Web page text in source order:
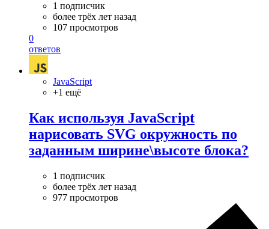
1 подписчик
более трёх лет назад
107 просмотров
0
ответов
JavaScript
+1 ещё
Как используя JavaScript
нарисовать SVG окружность по
заданным ширине\высоте блока?
1 подписчик
более трёх лет назад
977 просмотров